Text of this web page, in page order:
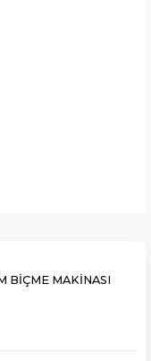
BİÇME MAKİNASI